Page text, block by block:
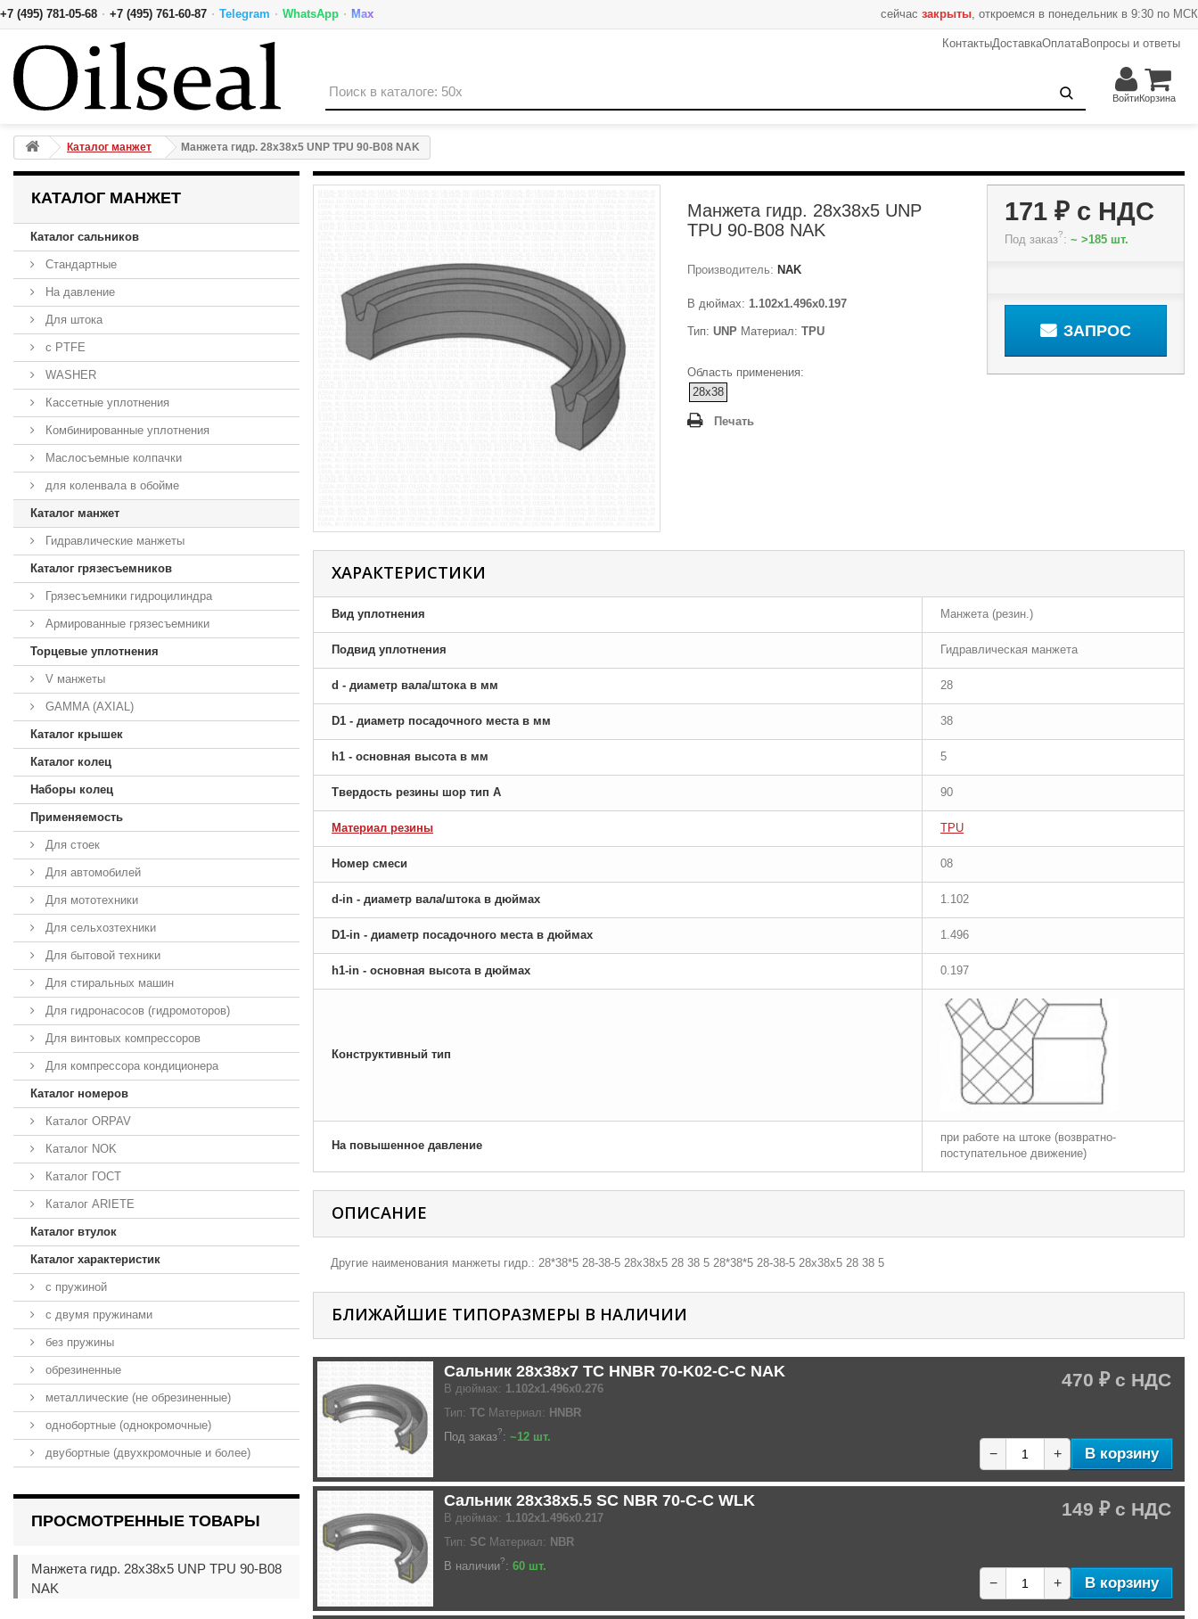
+7 (495) 781-05-68 · +7 (495) 761-60-87 · Telegram · WhatsApp · Max сейчас закрыты, откроемся в понедельник в 9:30 по МСК
КонтактыДоставкаОплатаВопросы и ответы
ВойтиКорзина
Каталог манжет Манжета гидр. 28x38x5 UNP TPU 90-B08 NAK
КАТАЛОГ МАНЖЕТ
Каталог сальников
Стандартные
На давление
Для штока
с PTFE
WASHER
Кассетные уплотнения
Комбинированные уплотнения
Маслосъемные колпачки
для коленвала в обойме
Каталог манжет
Гидравлические манжеты
Каталог грязесъемников
Грязесъемники гидроцилиндра
Армированные грязесъемники
Торцевые уплотнения
V манжеты
GAMMA (AXIAL)
Каталог крышек
Каталог колец
Наборы колец
Применяемость
Для стоек
Для автомобилей
Для мототехники
Для сельхозтехники
Для бытовой техники
Для стиральных машин
Для гидронасосов (гидромоторов)
Для винтовых компрессоров
Для компрессора кондиционера
Каталог номеров
Каталог ORPAV
Каталог NOK
Каталог ГОСТ
Каталог ARIETE
Каталог втулок
Каталог характеристик
с пружиной
с двумя пружинами
без пружины
обрезиненные
металлические (не обрезиненные)
однобортные (однокромочные)
двубортные (двухкромочные и более)
ПРОСМОТРЕННЫЕ ТОВАРЫ
Манжета гидр. 28x38x5 UNP TPU 90-B08
NAK
Манжета гидр. 28x38x5 UNP
TPU 90-B08 NAK
Производитель: NAK
В дюймах: 1.102x1.496x0.197
Тип: UNP Материал: TPU
Область применения:
28x38
Печать
171 ₽с НДС
Под заказ?: ~ >185 шт.
ЗАПРОС
Манжета гидр. 28x38x5 UNP TPU 90-B08 NAK 171 ₽ Запрос
ХАРАКТЕРИСТИКИ
Вид уплотнения Манжета (резин.)
Подвид уплотнения Гидравлическая манжета
d - диаметр вала/штока в мм 28
D1 - диаметр посадочного места в мм 38
h1 - основная высота в мм 5
Твердость резины шор тип A 90
Материал резины TPU
Номер смеси 08
d-in - диаметр вала/штока в дюймах 1.102
D1-in - диаметр посадочного места в дюймах 1.496
h1-in - основная высота в дюймах 0.197
Конструктивный тип
На повышенное давление
при работе на штоке (возвратно-
поступательное движение)
ОПИСАНИЕ
Другие наименования манжеты гидр.: 28*38*5 28-38-5 28х38х5 28 38 5 28*38*5 28-38-5 28х38х5 28 38 5
БЛИЖАЙШИЕ ТИПОРАЗМЕРЫ В НАЛИЧИИ
Сальник 28x38x7 TC HNBR 70-K02-C-C NAK
В дюймах: 1.102x1.496x0.276
Тип: TC Материал: HNBR
Под заказ?: ~12 шт.
470 ₽
− + В корзину
Сальник 28x38x5.5 SC NBR 70-C-C WLK
В дюймах: 1.102x1.496x0.217
Тип: SC Материал: NBR
В наличии?: 60 шт.
149 ₽
− + В корзину